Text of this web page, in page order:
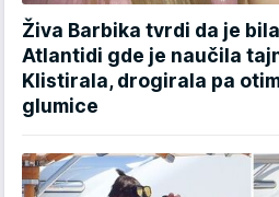
Živa Barbika tvrdi da je
Atlantidi gde je naučila
Klistirala, drogirala pa
glumice